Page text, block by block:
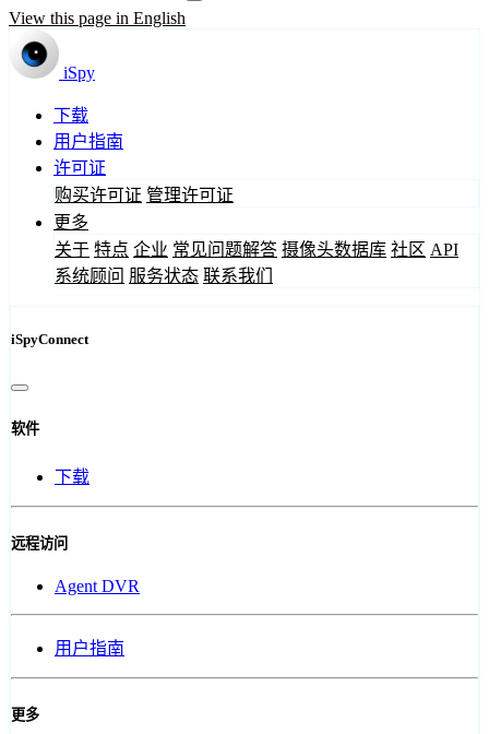
View this page in English
iSpy
下载
用户指南
许可证
购买许可证 管理许可证
更多
关于 特点 企业 常见问题解答 摄像头数据库 社区 API
系统顾问 服务状态 联系我们
iSpyConnect
软件
下载
远程访问
Agent DVR
用户指南
更多